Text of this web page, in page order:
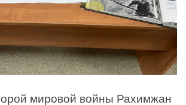
мировой войны Рахимжан